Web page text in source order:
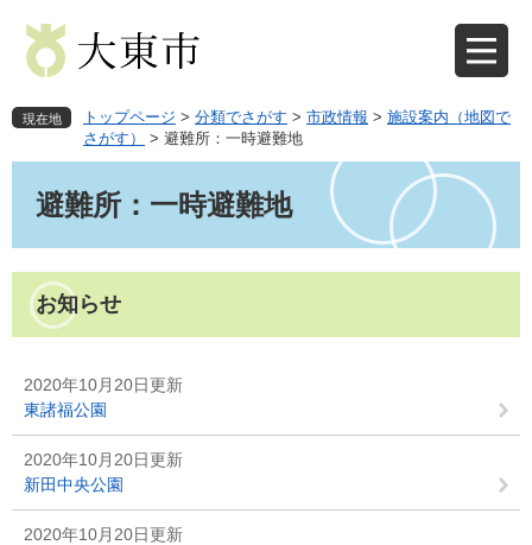
先
で
を
ば
現在地 トップページ > 分類でさがす > 市政情報 > 施設案内（地図で
さがす）
> 避難所：一時避難地
避難所：一時避難地
お知らせ
2020年10月20日更新
東諸福公園
2020年10月20日更新
新田中央公園
2020年10月20日更新